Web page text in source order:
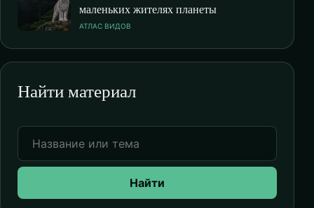
маленьких жителях планеты
АТЛАС ВИДОВ
Найти материал
Найти